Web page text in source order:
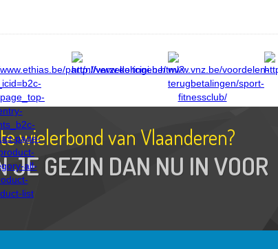
wielerbond van Vlaanderen?
GEZIN DAN NU IN VOOR